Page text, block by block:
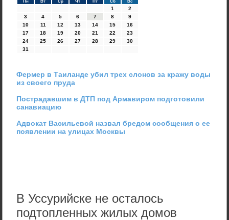
Пн Вт Ср Чт Пт Сб Вс
1
2
3
4 5 6 7 8
9
10
11 12 13 14 15
16
17
18 19 20 21 22
23
24
25 26 27 28 29
30
31
Фермер в Таиланде убил трех слонов за кражу воды
из своего пруда
Пострадавшим в ДТП под Армавиром подготовили
санавиацию
Адвокат Васильевой назвал бредом сообщения о ее
появлении на улицах Москвы
В Уссурийске не осталось
подтопленных жилых домов